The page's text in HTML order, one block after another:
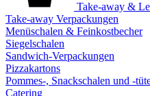
Take-away &
Take-away Verpackungen
Menüschalen & Feinkostbecher
Siegelschalen
Sandwich-Verpackungen
Pizzakartons
Pommes-, Snackschalen und -
Catering